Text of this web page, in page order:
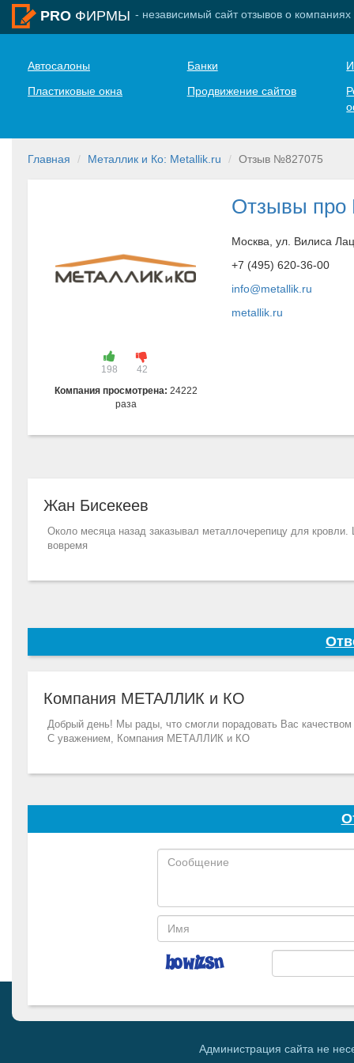
PRO ФИРМЫ - независимый сайт отзывов о компаниях
Автосалоны Банки
Пластиковые окна
Продвижение сайтов
Главная Металлик и Ко: Metallik.ru Отзыв №827075
198
42
Компания просмотрена: 24222
раза
Отзывы про
Москва, ул. Вилиса
+7 (495) 620-36-00
info@metallik.ru
metallik.ru
Жан Бисекеев
Около месяца назад заказывал металлочерепицу для
вовремя
Компания МЕТАЛЛИК и КО
Добрый день! Мы рады, что смогли порадовать Вас
С уважением, Компания МЕТАЛЛИК и КО
Администрация сайта не